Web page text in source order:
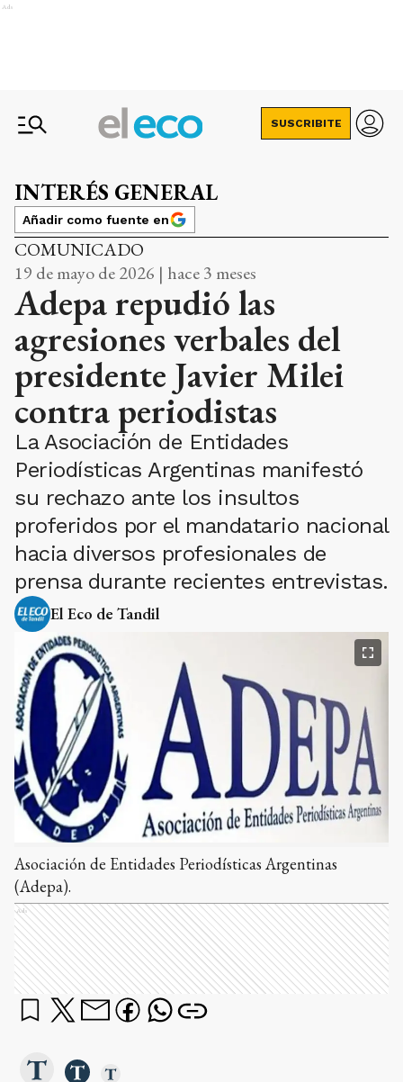
Ads
SUSCRIBITE
INTERÉS GENERAL
Añadir como fuente en
COMUNICADO
19 de mayo de 2026 | hace 3 meses
Adepa repudió las
agresiones verbales del
presidente Javier Milei
contra periodistas
La Asociación de Entidades
Periodísticas Argentinas manifestó
su rechazo ante los insultos
proferidos por el mandatario nacional
hacia diversos profesionales de
prensa durante recientes entrevistas.
El Eco de Tandil
Asociación de Entidades Periodísticas Argentinas
(Adepa).
Ads